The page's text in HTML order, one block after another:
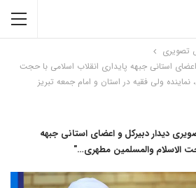
تصویری
استانی جبهه پایداری انقلاب اسلامی با حجت
ولی فقیه در استان و امام جمعه تبریز
دیدار دبیرکل و اعضای استانی جبهه
الاسلام والمسلمین مطهری…"